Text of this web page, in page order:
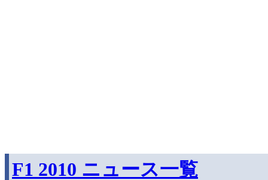
F1 2010 ニュース一覧